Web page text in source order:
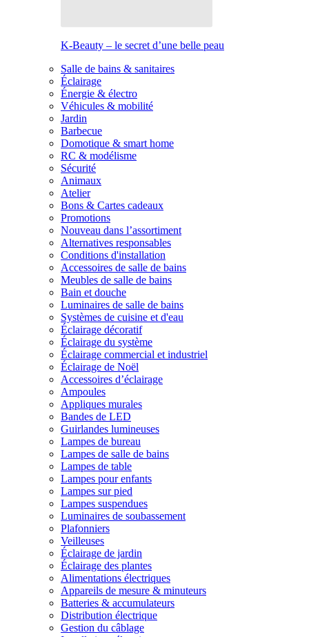
K-Beauty – le secret d’une belle peau
Salle de bains & sanitaires
Éclairage
Énergie & électro
Véhicules & mobilité
Jardin
Barbecue
Domotique & smart home
RC & modélisme
Sécurité
Animaux
Atelier
Bons & Cartes cadeaux
Promotions
Nouveau dans l’assortiment
Alternatives responsables
Conditions d'installation
Accessoires de salle de bains
Meubles de salle de bains
Bain et douche
Luminaires de salle de bains
Systèmes de cuisine et d'eau
Éclairage décoratif
Éclairage du système
Éclairage commercial et industriel
Éclairage de Noël
Accessoires d’éclairage
Ampoules
Appliques murales
Bandes de LED
Guirlandes lumineuses
Lampes de bureau
Lampes de salle de bains
Lampes de table
Lampes pour enfants
Lampes sur pied
Lampes suspendues
Luminaires de soubassement
Plafonniers
Veilleuses
Éclairage de jardin
Éclairage des plantes
Alimentations électriques
Appareils de mesure & minuteurs
Batteries & accumulateurs
Distribution électrique
Gestion du câblage